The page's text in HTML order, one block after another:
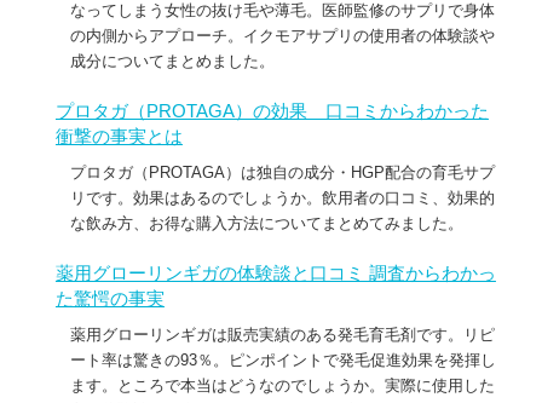
なってしまう女性の抜け毛や薄毛。医師監修のサプリで身体
の内側からアプローチ。イクモアサプリの使用者の体験談や
成分についてまとめました。
プロタガ（PROTAGA）の効果 口コミからわかった
衝撃の事実とは
プロタガ（PROTAGA）は独自の成分・HGP配合の育毛サプ
リです。効果はあるのでしょうか。飲用者の口コミ、効果的
な飲み方、お得な購入方法についてまとめてみました。
薬用グローリンギガの体験談と口コミ 調査からわかっ
た驚愕の事実
薬用グローリンギガは販売実績のある発毛育毛剤です。リピ
ート率は驚きの93％。ピンポイントで発毛促進効果を発揮し
ます。ところで本当はどうなのでしょうか。実際に使用した